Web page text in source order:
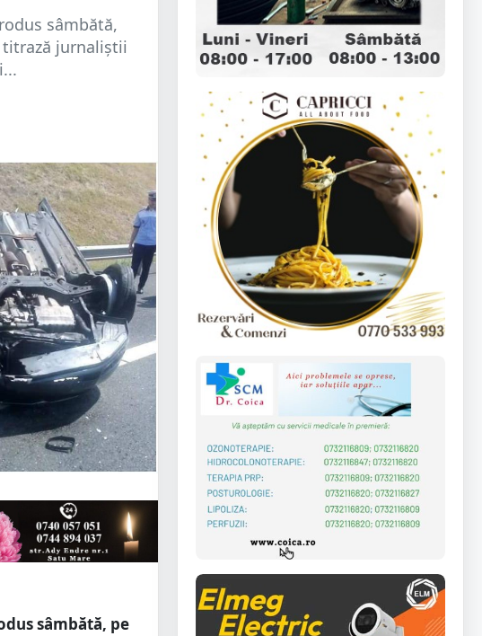
sâmbătă,
titrază jurnaliștii
sâmbătă, pe